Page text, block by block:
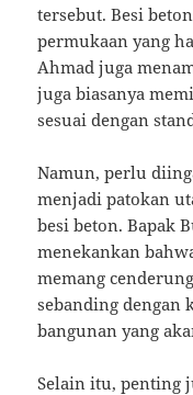
tersebut. Besi
permukaan yang
Ahmad juga
juga biasanya
sesuai dengan
Namun, perlu
menjadi patokan
besi beton. Bapak
menekankan
memang
sebanding dengan
bangunan yang
Selain itu, penting